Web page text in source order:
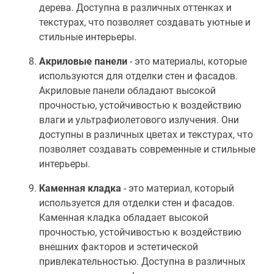
дерева. Доступна в различных оттенках и
текстурах, что позволяет создавать уютные и
стильные интерьеры.
Акриловые панели - это материалы, которые
используются для отделки стен и фасадов.
Акриловые панели обладают высокой
прочностью, устойчивостью к воздействию
влаги и ультрафиолетового излучения. Они
доступны в различных цветах и текстурах, что
позволяет создавать современные и стильные
интерьеры.
Каменная кладка - это материал, который
используется для отделки стен и фасадов.
Каменная кладка обладает высокой
прочностью, устойчивостью к воздействию
внешних факторов и эстетической
привлекательностью. Доступна в различных